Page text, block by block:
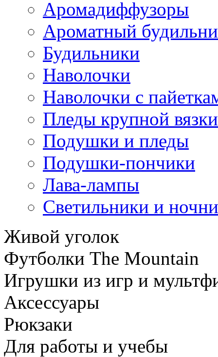
Аромадиффузоры
Ароматный
Будильники
Наволочки
Наволочки с
Пледы крупной вязки
Подушки и пледы
Подушки-пончики
Лава-лампы
Светильники и
Живой уголок
Футболки The Mountain
Игрушки из игр и
Аксессуары
Рюкзаки
Для работы и учебы